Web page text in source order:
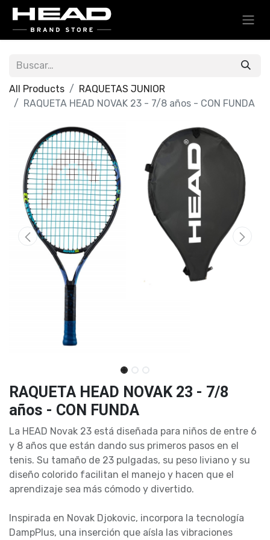
All Products
RAQUETAS JUNIOR
RAQUETA HEAD NOVAK 23 - 7/8 años - CON FUNDA
RAQUETA HEAD NOVAK 23 - 7/8
años - CON FUNDA
La HEAD Novak 23 está diseñada para niños de entre 6
y 8 años que están dando sus primeros pasos en el
tenis. Su tamaño de 23 pulgadas, su peso liviano y su
diseño colorido facilitan el manejo y hacen que el
aprendizaje sea más cómodo y divertido.
Inspirada en Novak Djokovic, incorpora la tecnología
DampPlus, una inserción que aísla las vibraciones